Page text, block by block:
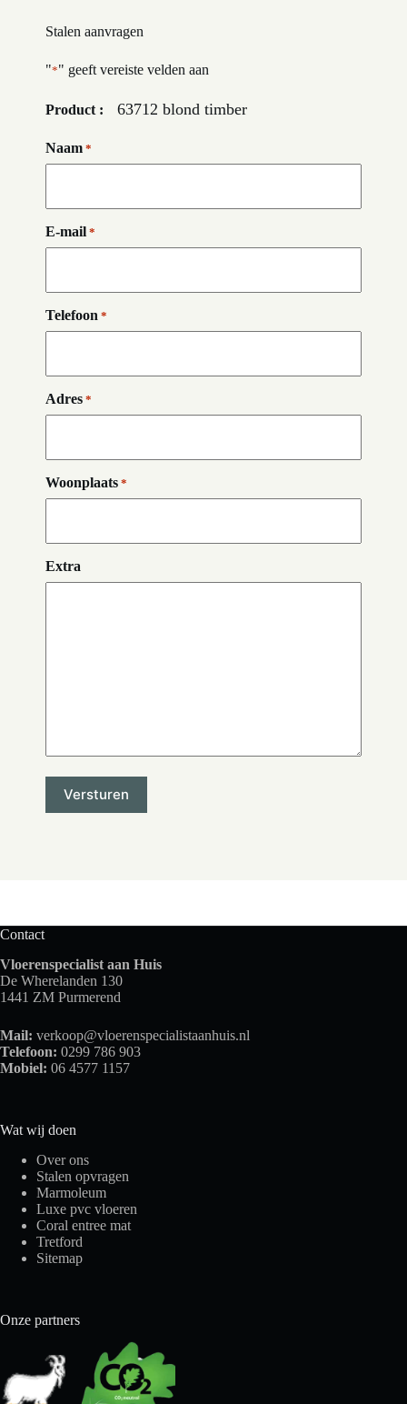
Stalen aanvragen
"*" geeft vereiste velden aan
Product : 63712 blond timber
Naam *
E-mail *
Telefoon *
Adres *
Woonplaats *
Extra
Contact
Vloerenspecialist aan Huis
De Wherelanden 130
1441 ZM Purmerend
Mail: verkoop@vloerenspecialistaanhuis.nl
Telefoon: 0299 786 903
Mobiel: 06 4577 1157
Wat wij doen
Over ons
Stalen opvragen
Marmoleum
Luxe pvc vloeren
Coral entree mat
Tretford
Sitemap
Onze partners